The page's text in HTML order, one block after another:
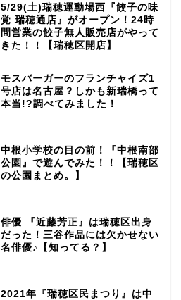
5/29(土)瑞穂運動場西『餃子の味
覚 瑞穂通店』がオープン！24時
間営業の餃子無人販売店がやって
きた！！【瑞穂区開店】
モスバーガーのフランチャイズ1
号店は名古屋？しかも新瑞橋って
本当!?調べてみました！
中根小学校の目の前！『中根南部
公園』で遊んでみた！！【瑞穂区
の公園まとめ。】
俳優 『近藤芳正』は瑞穂区出身
だった！三谷作品には欠かせない
名俳優♪【知ってる？】
2021年『瑞穂区民まつり』は中